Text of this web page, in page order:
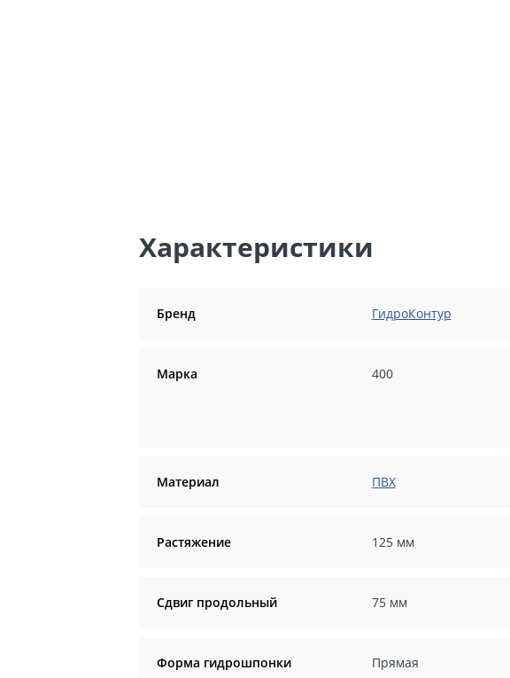
Характеристики
Бренд ГидроКонтур
Марка 400
Материал ПВХ
Растяжение 125 мм
Сдвиг продольный 75 мм
Форма гидрошпонки Прямая